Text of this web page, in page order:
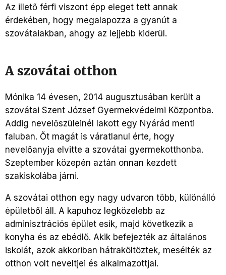
Az illető férfi viszont épp eleget tett annak
érdekében, hogy megalapozza a gyanút a
szovátaiakban, ahogy az lejjebb kiderül.
A szovátai otthon
Mónika 14 évesen, 2014 augusztusában került a
szovátai Szent József Gyermekvédelmi Központba.
Addig nevelőszüleinél lakott egy Nyárád menti
faluban. Őt magát is váratlanul érte, hogy
nevelőanyja elvitte a szovátai gyermekotthonba.
Szeptember közepén aztán onnan kezdett
szakiskolába járni.
A szovátai otthon egy nagy udvaron több, különálló
épületből áll. A kapuhoz legközelebb az
adminisztrációs épület esik, majd következik a
konyha és az ebédlő. Akik befejezték az általános
iskolát, azok akkoriban hátraköltöztek, mesélték az
otthon volt neveltjei és alkalmazottjai.